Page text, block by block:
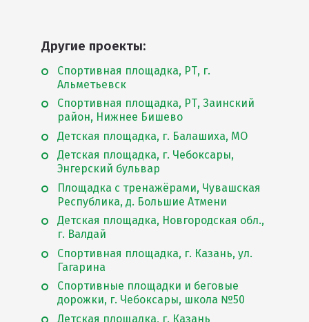
Другие проекты:
Спортивная площадка, РТ, г.
Альметьевск
Спортивная площадка, РТ, Заинский
район, Нижнее Бишево
Детская площадка, г. Балашиха, МО
Детская площадка, г. Чебоксары,
Энгерский бульвар
Площадка с тренажёрами, Чувашская
Республика, д. Большие Атмени
Детская площадка, Новгородская обл.,
г. Валдай
Спортивная площадка, г. Казань, ул.
Гагарина
Спортивные площадки и беговые
дорожки, г. Чебоксары, школа №50
Детская площадка, г. Казань